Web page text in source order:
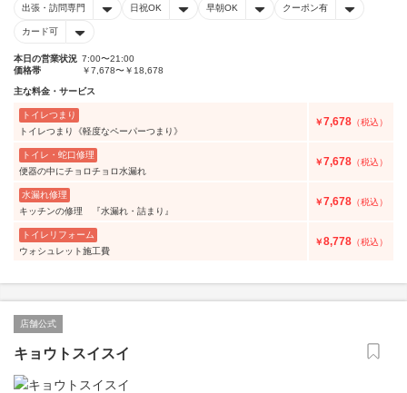
出張・訪問専門 日祝OK 早朝OK クーポン有
カード可
本日の営業状況 7:00〜21:00
価格帯
￥7,678〜￥18,678
主な料金・サービス
トイレつまり
トイレつまり《軽度なペーパーつまり》
￥7,678 （税込）
トイレ・蛇口修理
便器の中にチョロチョロ水漏れ
￥7,678 （税込）
水漏れ修理
キッチンの修理 『水漏れ・詰まり』
￥7,678 （税込）
トイレリフォーム
ウォシュレット施工費
￥8,778 （税込）
店舗公式
キョウトスイスイ